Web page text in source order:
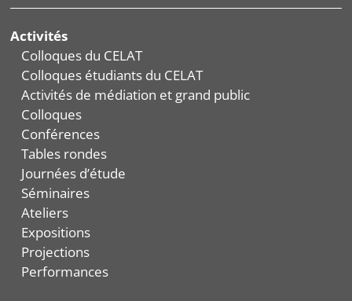
Activités
Colloques du CELAT
Colloques étudiants du CELAT
Activités de médiation et grand public
Colloques
Conférences
Tables rondes
Journées d’étude
Séminaires
Ateliers
Expositions
Projections
Performances